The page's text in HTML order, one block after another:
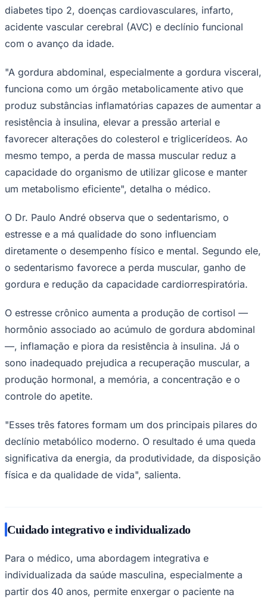
São Paulo
Santos
diabetes tipo 2, doenças cardiovasculares, infarto,
acidente vascular cerebral (AVC) e declínio funcional
com o avanço da idade.
"A gordura abdominal, especialmente a gordura visceral,
funciona como um órgão metabolicamente ativo que
produz substâncias inflamatórias capazes de aumentar a
resistência à insulina, elevar a pressão arterial e
favorecer alterações do colesterol e triglicerídeos. Ao
mesmo tempo, a perda de massa muscular reduz a
capacidade do organismo de utilizar glicose e manter
um metabolismo eficiente", detalha o médico.
O Dr. Paulo André observa que o sedentarismo, o
estresse e a má qualidade do sono influenciam
diretamente o desempenho físico e mental. Segundo ele,
o sedentarismo favorece a perda muscular, ganho de
gordura e redução da capacidade cardiorrespiratória.
O estresse crônico aumenta a produção de cortisol —
hormônio associado ao acúmulo de gordura abdominal
—, inflamação e piora da resistência à insulina. Já o
sono inadequado prejudica a recuperação muscular, a
produção hormonal, a memória, a concentração e o
controle do apetite.
"Esses três fatores formam um dos principais pilares do
declínio metabólico moderno. O resultado é uma queda
significativa da energia, da produtividade, da disposição
física e da qualidade de vida", salienta.
Cuidado integrativo e individualizado
Para o médico, uma abordagem integrativa e
individualizada da saúde masculina, especialmente a
partir dos 40 anos, permite enxergar o paciente na